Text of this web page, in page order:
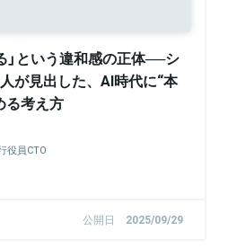
」という違和感の正体──シ
が見出した、AI時代に“本
る考え方
役員CTO
公開日 2025/09/29